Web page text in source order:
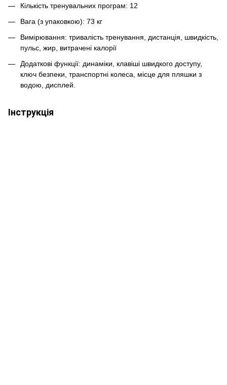
Кількість тренувальних програм: 12
Вага (з упаковкою): 73 кг
Вимірювання: тривалість тренування, дистанція, швидкість,
пульс, жир, витрачені калорії
Додаткові функції: динаміки, клавіші швидкого доступу,
ключ безпеки, транспортні колеса, місце для пляшки з
водою, дисплей.
Інструкція